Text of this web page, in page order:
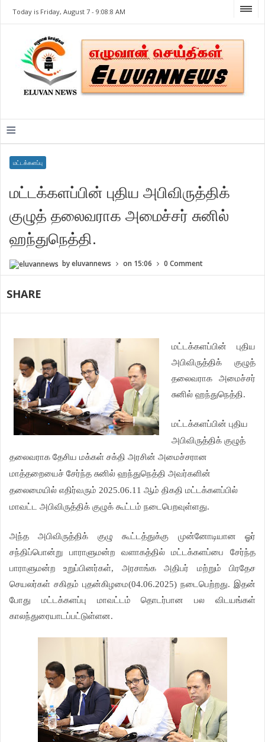
Today is Friday, August 7 -9:08:8 AM
≡
மட்டக்களப்பு
மட்டக்களப்பின் புதிய அபிவிருத்திக்
குழுத் தலைவராக அமைச்சர் சுனில்
ஹந்துநெத்தி.
byeluvannews on 15:06 0 Comment
SHARE
மட்டக்களப்பின் புதிய
அபிவிருத்திக் குழுத்
தலைவராக அமைச்சர்
சுனில் ஹந்துநெத்தி.
மட்டக்களப்பின் புதிய
அபிவிருத்திக் குழுத்
தலைவராக தேசிய மக்கள் சக்தி அரசின் அமைச்சரான
மாத்தறையைச் சேர்ந்த சுனில் ஹந்துநெத்தி அவர்களின்
தலைமையில் எதிர்வரும் 2025.06.11 ஆம் திகதி மட்டக்களப்பில்
மாவட்ட அபிவிருத்திக் குழுக் கூட்டம் நடைபெறவுள்ளது.
அந்த அபிவிருத்திக் குழு கூட்டத்துக்கு முன்னோடியான ஓர்
சந்திப்பொன்று பாராளுமன்ற வளாகத்தில் மட்டக்களப்பை சேர்ந்த
பாராளுமன்ற உறுப்பினர்கள், அரசாங்க அதிபர் மற்றும் பிரதேச
செயலர்கள் சகிதம் புதன்கிழமை(04.06.2025) நடைபெற்றது. இதன்
போது மட்டக்களப்பு மாவட்டம் தொடர்பான பல விடயங்கள்
காலந்துரையாடப்பட்டுள்ளன.